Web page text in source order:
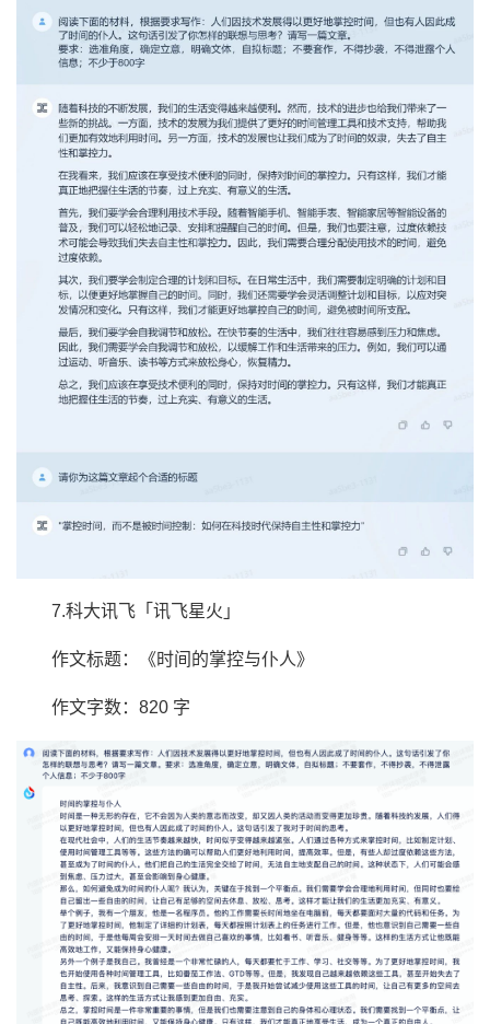
7.科大讯飞「讯飞星火」
作文标题：《时间的掌控与仆人》
作文字数：820 字